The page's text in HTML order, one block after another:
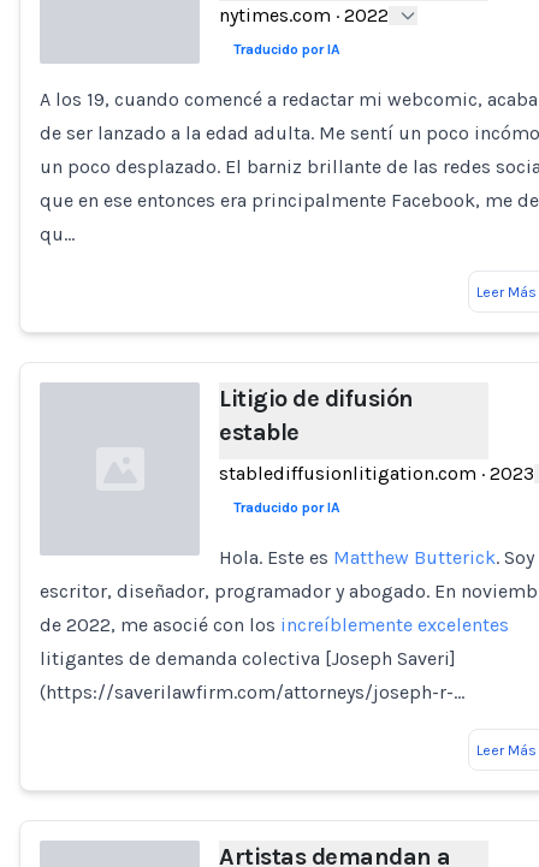
Loading...
nytimes.com · 2022
Traducido por IA
A los 19, cuando comencé a redactar mi webcomic,
de ser lanzado a la edad adulta. Me sentí un poco
un poco desplazado. El barniz brillante de las redes
que en ese entonces era principalmente Facebook, me
qu…
Leer Más
Loading...
Litigio de difusión
estable
stablediffusionlitigation.com · 2023
Traducido por IA
Hola. Este es Matthew Butterick. Soy
escritor, diseñador, programador y abogado. En
de 2022, me asocié con los increíblemente excelentes
litigantes de demanda colectiva [Joseph Saveri]
(https://saverilawfirm.com/attorneys/joseph-r-…
Leer Más
Artistas demandan a